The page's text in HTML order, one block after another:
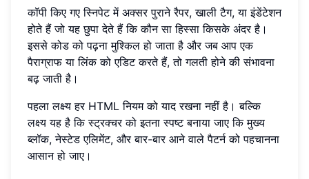
कॉपी किए गए स्निपेट में अक्सर पुराने रैपर, खाली टैग, या इंडेंटेशन
होते हैं जो यह छुपा देते हैं कि कौन सा हिस्सा किसके अंदर है।
इससे कोड को पढ़ना मुश्किल हो जाता है और जब आप एक
पैराग्राफ या लिंक को एडिट करते हैं, तो गलती होने की संभावना
बढ़ जाती है।
पहला लक्ष्य हर HTML नियम को याद रखना नहीं है। बल्कि
लक्ष्य यह है कि स्ट्रक्चर को इतना स्पष्ट बनाया जाए कि मुख्य
ब्लॉक, नेस्टेड एलिमेंट, और बार-बार आने वाले पैटर्न को पहचानना
आसान हो जाए।